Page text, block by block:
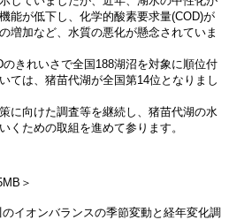
能が低下し、化学的酸素要求量(COD)が
増加など、水質の悪化が懸念されていま
きれいさで全国188湖沼を対象に順位付
ては、猪苗代湖が全国第14位となりまし
に向けた調査等を継続し、猪苗代湖の水
くための取組を進めて参ります。
＞
イオンバランスの季節変動と経年変化調